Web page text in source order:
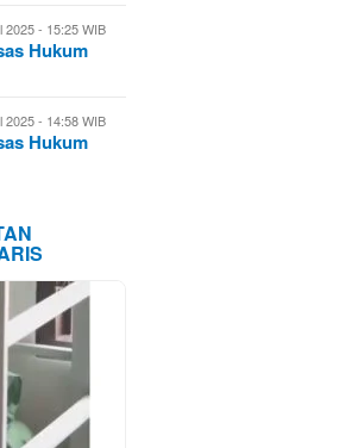
2025 - 15:25 WIB
Hukum
2025 - 14:58 WIB
Hukum